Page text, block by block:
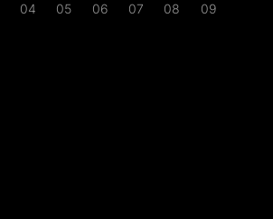
04 05 06 07 08 09